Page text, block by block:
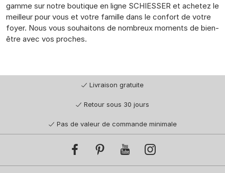
gamme sur notre boutique en ligne SCHIESSER et achetez le
meilleur pour vous et votre famille dans le confort de votre
foyer. Nous vous souhaitons de nombreux moments de bien-
être avec vos proches.
Livraison gratuite
Retour sous 30 jours
Pas de valeur de commande minimale